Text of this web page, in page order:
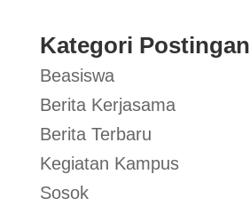
Kategori Postingan
Beasiswa
Berita Kerjasama
Berita Terbaru
Kegiatan Kampus
Sosok